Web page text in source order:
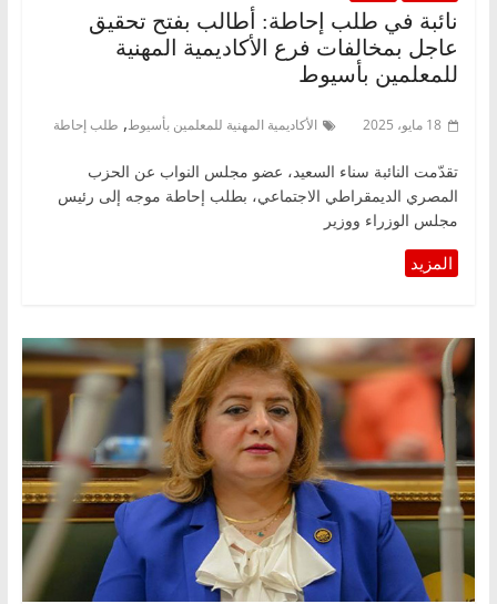
نائبة في طلب إحاطة: أطالب بفتح تحقيق
عاجل بمخالفات فرع الأكاديمية المهنية
للمعلمين بأسيوط
18 مايو، 2025 الأكاديمية المهنية للمعلمين بأسيوط, طلب إحاطة
تقدّمت النائبة سناء السعيد، عضو مجلس النواب عن الحزب
المصري الديمقراطي الاجتماعي، بطلب إحاطة موجه إلى رئيس
مجلس الوزراء ووزير